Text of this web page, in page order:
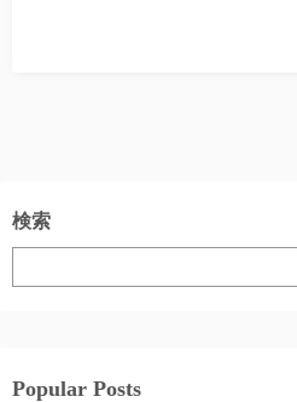
検索
Popular Posts